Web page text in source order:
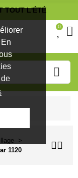
TOUT L'ÉTÉ
0
1120